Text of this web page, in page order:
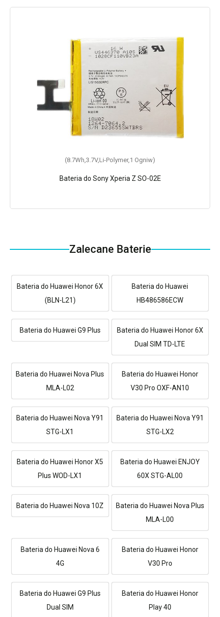
(8.7Wh,3.7V,Li-Polymer,1 Ogniw)
Bateria do Sony Xperia Z SO-02E
Zalecane Baterie
Bateria do Huawei Honor 6X
(BLN-L21)
Bateria do Huawei
HB486586ECW
Bateria do Huawei G9 Plus
Bateria do Huawei Honor 6X
Dual SIM TD-LTE
Bateria do Huawei Nova Plus
MLA-L02
Bateria do Huawei Honor
V30 Pro OXF-AN10
Bateria do Huawei Nova Y91
STG-LX1
Bateria do Huawei Nova Y91
STG-LX2
Bateria do Huawei Honor X5
Plus WOD-LX1
Bateria do Huawei ENJOY
60X STG-AL00
Bateria do Huawei Nova 10Z
Bateria do Huawei Nova Plus
MLA-L00
Bateria do Huawei Nova 6
4G
Bateria do Huawei Honor
V30 Pro
Bateria do Huawei G9 Plus
Dual SIM
Bateria do Huawei Honor
Play 40